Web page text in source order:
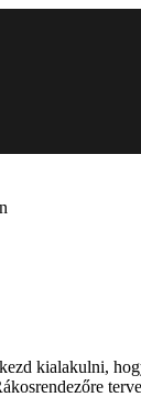
kialakulni,